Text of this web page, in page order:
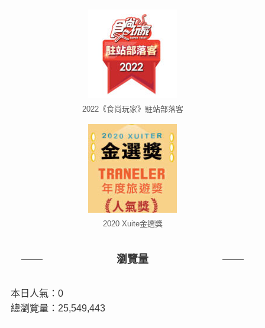
2022《食尚玩家》駐站部落客
2020 Xuite金選獎
瀏覽量
本日人氣：0
總瀏覽量：25,549,443